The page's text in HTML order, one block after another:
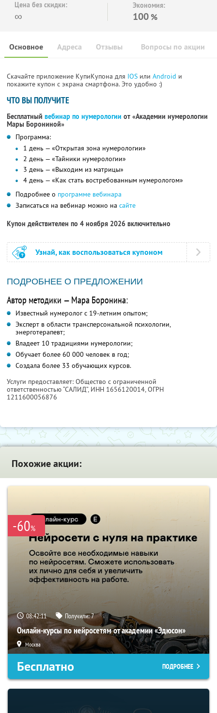
Цена без скидки:
∞
Экономия:
100 %
Основное Отзывы Вопросы по акции
Адреса
Скачайте приложение КупиКупона для IOS или Android и
покажите купон с экрана смартфона. Это удобно :)
ЧТО ВЫ ПОЛУЧИТЕ
Бесплатный вебинар по нумерологии от «Академии нумерологии
Мары Борониной»
Программа:
1 день — «Открытая зона нумерологии»
2 день — «Тайники нумерологии»
3 день — «Выходим из матрицы»
4 день — «Как стать востребованным нумерологом»
Подробнее о программе вебинара
Записаться на вебинар можно на сайте
Купон действителен по 4 ноября 2026 включительно
Узнай, как воспользоваться купоном
ПОДРОБНЕЕ О ПРЕДЛОЖЕНИИ
Автор методики — Мара Боронина:
Известный нумеролог с 19-летним опытом;
Эксперт в области трансперсональной психологии,
энерготерапевт;
Владеет 10 традициями нумерологии;
Обучает более 60 000 человек в год;
Создала более 33 обучающих курсов.
Услуги предоставляет: Общество с ограниченной
ответственностью “САЛИД”, ИНН 1656120014, ОГРН
1211600056876
Похожие акции:
-60%
08:42:10 Получили:7
Онлайн-курсы по нейросетям от академии «Эдюсон»
Москва
Бесплатно ПОДРОБНЕЕ